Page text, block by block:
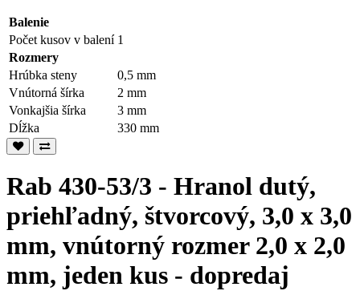
Balenie
Počet kusov v balení 1
Rozmery
Hrúbka steny
0,5 mm
Vnútorná šírka
2 mm
Vonkajšia šírka
3 mm
Dĺžka
330 mm
Rab 430-53/3 - Hranol dutý,
priehľadný, štvorcový, 3,0 x 3,0
mm, vnútorný rozmer 2,0 x 2,0
mm, jeden kus - dopredaj